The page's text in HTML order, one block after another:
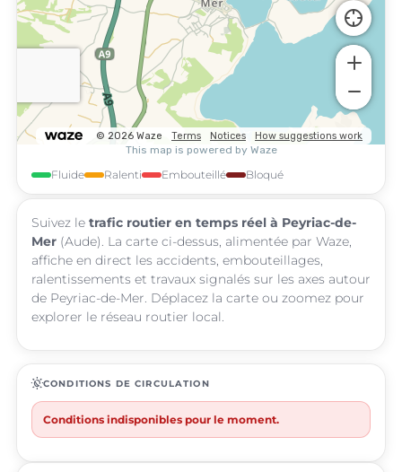
Fluide Ralenti Embouteillé Bloqué
Suivez le trafic routier en temps réel à Peyriac-de-
Mer (Aude). La carte ci-dessus, alimentée par Waze,
affiche en direct les accidents, embouteillages,
ralentissements et travaux signalés sur les axes autour
de Peyriac-de-Mer. Déplacez la carte ou zoomez pour
explorer le réseau routier local.
routineCONDITIONS DE CIRCULATION
Conditions indisponibles pour le moment.